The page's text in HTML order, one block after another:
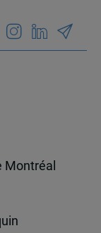
Montréal